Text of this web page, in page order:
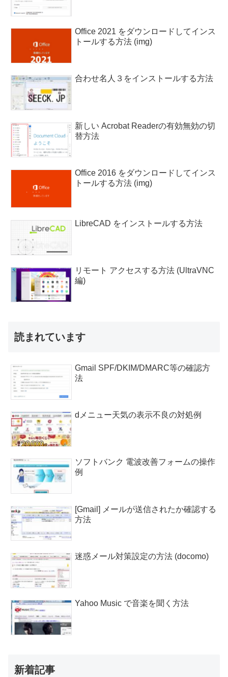
Office 2021 をダウンロードしてインス
トールする方法 (img)
合わせ名人３をインストールする方法
新しい Acrobat Readerの有効無効の切
替方法
Office 2016 をダウンロードしてインス
トールする方法 (img)
LibreCAD をインストールする方法
リモート アクセスする方法 (UltraVNC
編)
読まれています
Gmail SPF/DKIM/DMARC等の確認方
法
dメニュー天気の表示不良の対処例
ソフトバンク 電波改善フォームの操作
例
[Gmail] メールが送信されたか確認する
方法
迷惑メール対策設定の方法 (docomo)
Yahoo Music で音楽を聞く方法
新着記事